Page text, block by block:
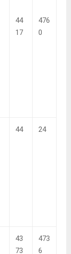
44
17
476
0
44 24
43
73
473
6